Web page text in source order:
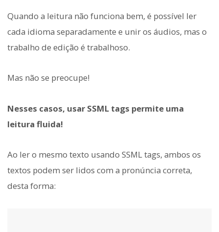
Quando a leitura não funciona bem, é possível ler
cada idioma separadamente e unir os áudios, mas o
trabalho de edição é trabalhoso.
Mas não se preocupe!
Nesses casos, usar SSML tags permite uma
leitura fluida!
Ao ler o mesmo texto usando SSML tags, ambos os
textos podem ser lidos com a pronúncia correta,
desta forma: